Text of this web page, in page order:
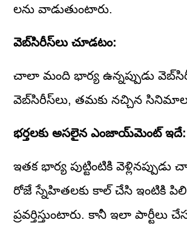
లను వాడుతుంటారు.
వెబ్‌సిరీస్‌లు చూడటం:
చాలా మంది భార్య ఉన్నప్పుడు
వెబ్‌సిరీస్‌లు, తమకు నచ్చిన
భర్తలకు అసలైన ఎంజాయ్‌మెంట్‌ ఇదే:
ఇతక భార్య పుట్టింటికి
రోజే స్నేహితలకు కాల్‌ చేసి ఇంటికి
ప్రవర్తిస్తుంటారు. కానీ ఇలా పార్టీలు